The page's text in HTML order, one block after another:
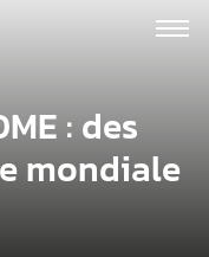
: des
mondiale